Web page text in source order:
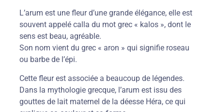
L’arum est une fleur d’une grande élégance, elle est
souvent appelé calla du mot grec « kalos », dont le
sens est beau, agréable.
Son nom vient du grec « aron » qui signifie roseau
ou barbe de l’épi.
Cette fleur est associée a beaucoup de légendes.
Dans la mythologie grecque, l’arum est issu des
gouttes de lait maternel de la déesse Héra, ce qui